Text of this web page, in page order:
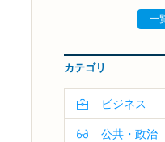
一
カテゴリ
ビジネス
公共・政治